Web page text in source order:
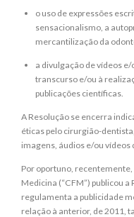
o uso de expressões
sensacionalismo, a
mercantilização da
a divulgação de vídeos
transcurso e/ou à
publicações científicas.
A Resolução se encerra
éticas pelo cirurgião-
imagens, áudios e/ou vídeos
Por oportuno,
Medicina (“CFM”) publicou
regulamenta a publicidade
relação à anterior, de 2011,